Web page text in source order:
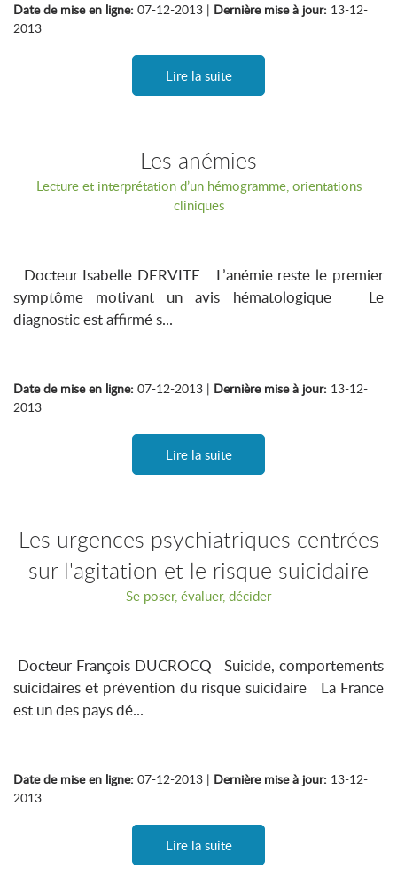
Date de mise en ligne: 07-12-2013 | Dernière mise à jour: 13-12-
2013
Lire la suite
Les anémies
Lecture et interprétation d’un hémogramme, orientations
cliniques
Docteur Isabelle DERVITE L’anémie reste le premier
symptôme motivant un avis hématologique Le
diagnostic est affirmé s...
Date de mise en ligne: 07-12-2013 | Dernière mise à jour: 13-12-
2013
Lire la suite
Les urgences psychiatriques centrées
sur l'agitation et le risque suicidaire
Se poser, évaluer, décider
Docteur François DUCROCQ Suicide, comportements
suicidaires et prévention du risque suicidaire La France
est un des pays dé...
Date de mise en ligne: 07-12-2013 | Dernière mise à jour: 13-12-
2013
Lire la suite